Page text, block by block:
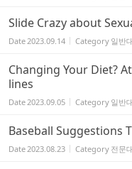
Slide Crazy about
Date2023.09.14 Category 일반
Changing Your Diet?
lines
Date2023.09.05 Category 일반
Baseball Suggestions
Date2023.08.23 Category 전문